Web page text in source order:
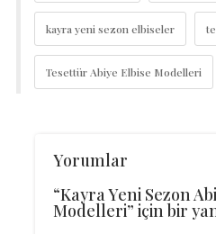
kayra yeni sezon elbiseler
Tesettür Abiye Elbise Modelleri
Yorumlar
“Kayra Yeni Sezon
Modelleri” için bir